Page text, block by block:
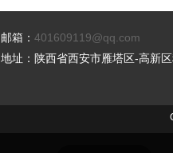
邮箱： 401609119@qq.com
地址：陕西省西安市雁塔区-高新